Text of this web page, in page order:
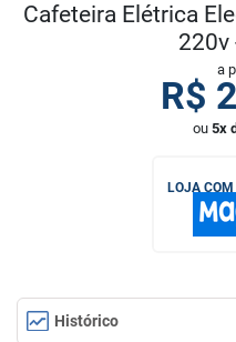
Cafeteira Elétrica
220v
a
R$
ou 5x
LOJA
Histórico